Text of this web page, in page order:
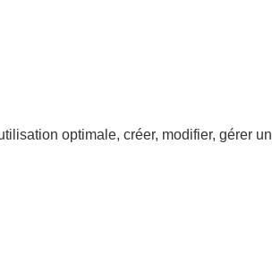
optimale, créer, modifier, gérer un